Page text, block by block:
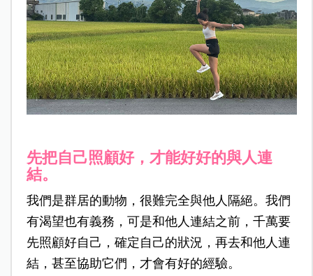
先把自己照顧好，才能好好的與人連
結。
我們是群居的動物，很難完全與他人隔絕。我們
有渴望也有義務，可是和他人連結之前，千萬要
先照顧好自己，確定自己的狀況，再去和他人連
結，甚至協助它們，才會有好的經驗。